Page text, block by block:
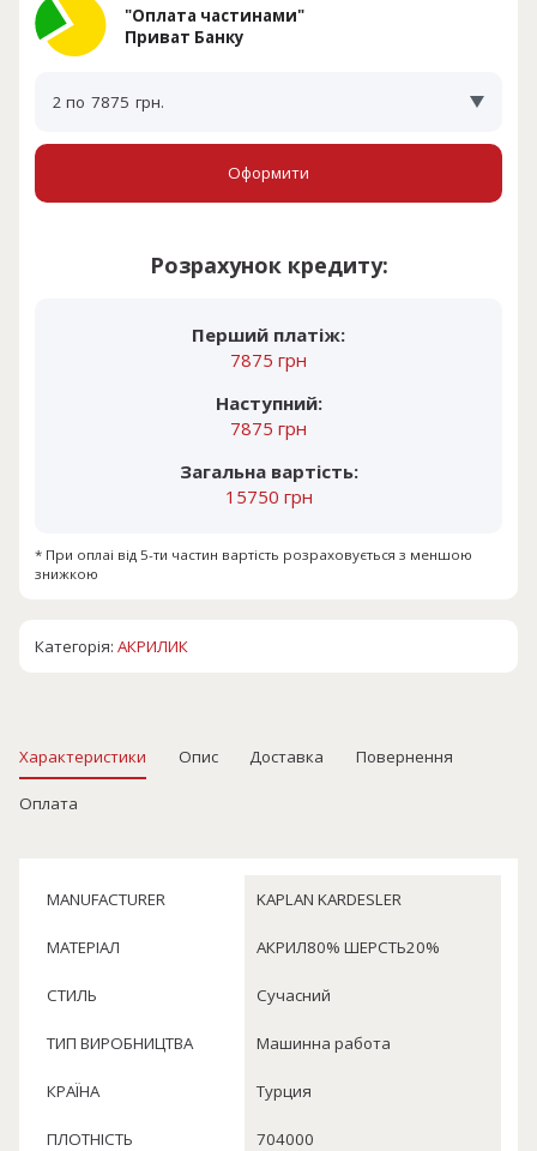
"Оплата частинами"
Приват Банку
2 по 7875 грн.
Оформити
Розрахунок кредиту:
Перший платіж:
7875 грн
Наступний:
7875 грн
Загальна вартість:
15750 грн
* При оплаі від 5-ти частин вартість розраховується з меншою
знижкою
Категорія:АКРИЛИК
Характеристики Опис Доставка Повернення
Оплата
MANUFACTURER KAPLAN KARDESLER
МАТЕРІАЛ АКРИЛ80% ШЕРСТЬ20%
СТИЛЬ Сучасний
ТИП ВИРОБНИЦТВА Машинна работа
КРАЇНА Турция
ПЛОТНІСТЬ 704000